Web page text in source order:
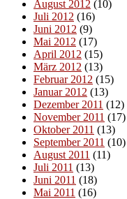
August 2012 (10)
Juli 2012 (16)
Juni 2012 (9)
Mai 2012 (17)
April 2012 (15)
März 2012 (13)
Februar 2012 (15)
Januar 2012 (13)
Dezember 2011 (12)
November 2011 (17)
Oktober 2011 (13)
September 2011 (10)
August 2011 (11)
Juli 2011 (13)
Juni 2011 (18)
Mai 2011 (16)